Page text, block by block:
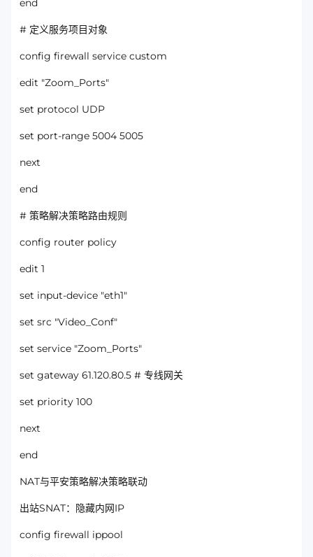
end
# 定义服务项目对象
config firewall service custom
edit "Zoom_Ports"
set protocol UDP
set port-range 5004 5005
next
end
# 策略解决策略路由规则
config router policy
edit 1
set input-device "eth1"
set src "Video_Conf"
set service "Zoom_Ports"
set gateway 61.120.80.5 # 专线网关
set priority 100
next
end
NAT与平安策略解决策略联动
出站SNAT：隐藏内网IP
config firewall ippool